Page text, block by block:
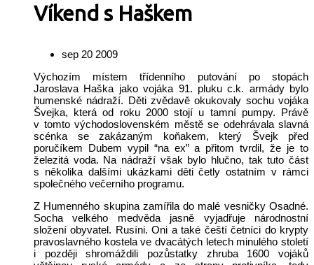
Víkend s Haškem
sep 20 2009
Výchozím místem třídenního putování po stopách
Jaroslava Haška jako vojáka 91. pluku c.k. armády bylo
humenské nádraží. Děti zvědavě okukovaly sochu vojáka
Švejka, která od roku 2000 stojí u tamní pumpy. Právě
v tomto východoslovenském městě se odehrávala slavná
scénka se zakázaným koňakem, který Švejk před
poručíkem Dubem vypil “na ex” a přitom tvrdil, že je to
železitá voda. Na nádraží však bylo hlučno, tak tuto část
s několika dalšími ukázkami děti četly ostatním v rámci
společného večerního programu.
Z Humenného skupina zamířila do malé vesničky Osadné.
Socha velkého medvěda jasně vyjadřuje národnostní
složení obyvatel. Rusíni. Oni a také čeští četníci do krypty
pravoslavného kostela ve dvacátých letech minulého století
i později shromáždili pozůstatky zhruba 1600 vojáků